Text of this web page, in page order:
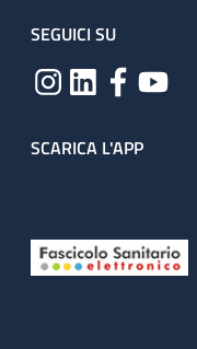
SEGUICI SU
SCARICA L'APP